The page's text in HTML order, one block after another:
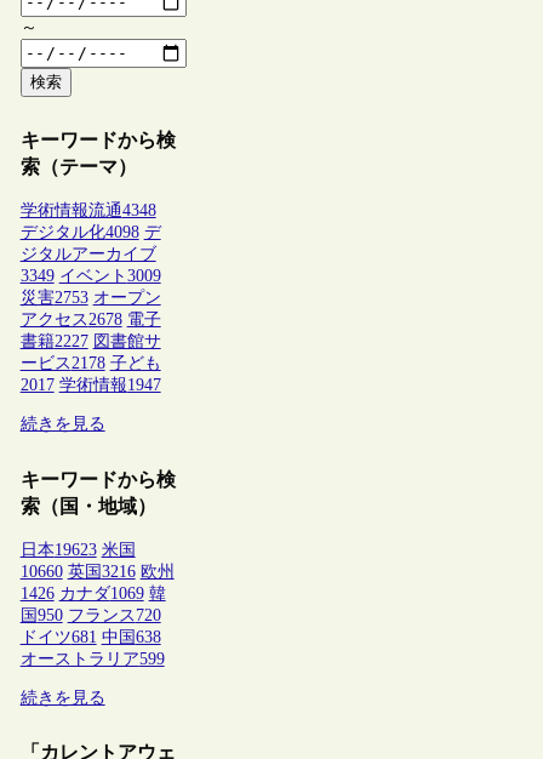
～
検索
キーワードから検
索（テーマ）
学術情報流通4348
デジタル化4098 デ
ジタルアーカイブ
3349 イベント 3009
災害2753 オープン
アクセス2678 電子
書籍2227 図書館サ
ービス2178 子ども
2017 学術情報1947
続きを見る
キーワードから検
索（国・地域）
日本19623 米国
10660 英国 3216 欧州
1426 カナダ1069 韓
国 950 フランス 720
ドイツ681 中国 638
オーストラリア599
続きを見る
「カレントアウェ